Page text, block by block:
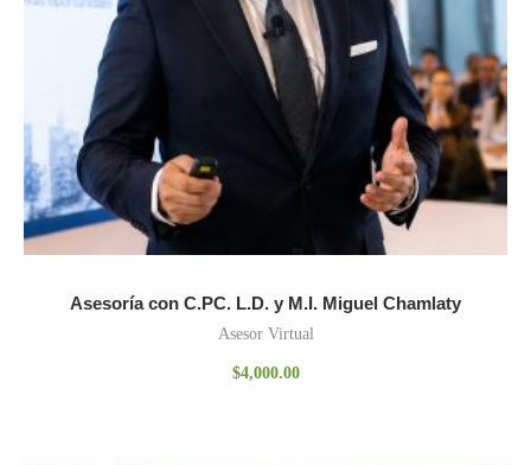
Asesoría con C.PC. L.D. y M.I. Miguel Chamlaty
Asesor Virtual
$4,000.00